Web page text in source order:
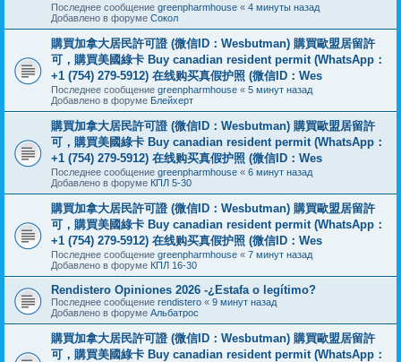
Последнее сообщение greenpharmhouse « 4 минуты назад
Добавлено в форуме Сокол
購買加拿大居民許可證 (微信ID：Wesbutman) 購買歐盟居留許
可，購買美國綠卡 Buy canadian resident permit (WhatsApp：
+1 (754) 279-5912) 在线购买真假护照 (微信ID：Wes
Последнее сообщение greenpharmhouse « 5 минут назад
Добавлено в форуме Блейхерт
購買加拿大居民許可證 (微信ID：Wesbutman) 購買歐盟居留許
可，購買美國綠卡 Buy canadian resident permit (WhatsApp：
+1 (754) 279-5912) 在线购买真假护照 (微信ID：Wes
Последнее сообщение greenpharmhouse « 6 минут назад
Добавлено в форуме КПЛ 5-30
購買加拿大居民許可證 (微信ID：Wesbutman) 購買歐盟居留許
可，購買美國綠卡 Buy canadian resident permit (WhatsApp：
+1 (754) 279-5912) 在线购买真假护照 (微信ID：Wes
Последнее сообщение greenpharmhouse « 7 минут назад
Добавлено в форуме КПЛ 16-30
Rendistero Opiniones 2026 -¿Estafa o legítimo?
Последнее сообщение rendistero « 9 минут назад
Добавлено в форуме Альбатрос
購買加拿大居民許可證 (微信ID：Wesbutman) 購買歐盟居留許
可，購買美國綠卡 Buy canadian resident permit (WhatsApp：